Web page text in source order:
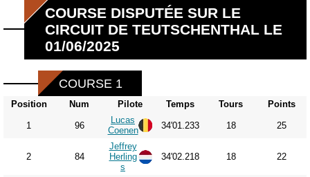
COURSE DISPUTÉE SUR LE
CIRCUIT DE TEUTSCHENTHAL LE
01/06/2025
COURSE 1
Position Num Pilote Temps Tours Points
1 96
Lucas
Coenen
34'01.233 18 25
2 84
Jeffrey
Herling
s
34'02.218 18 22